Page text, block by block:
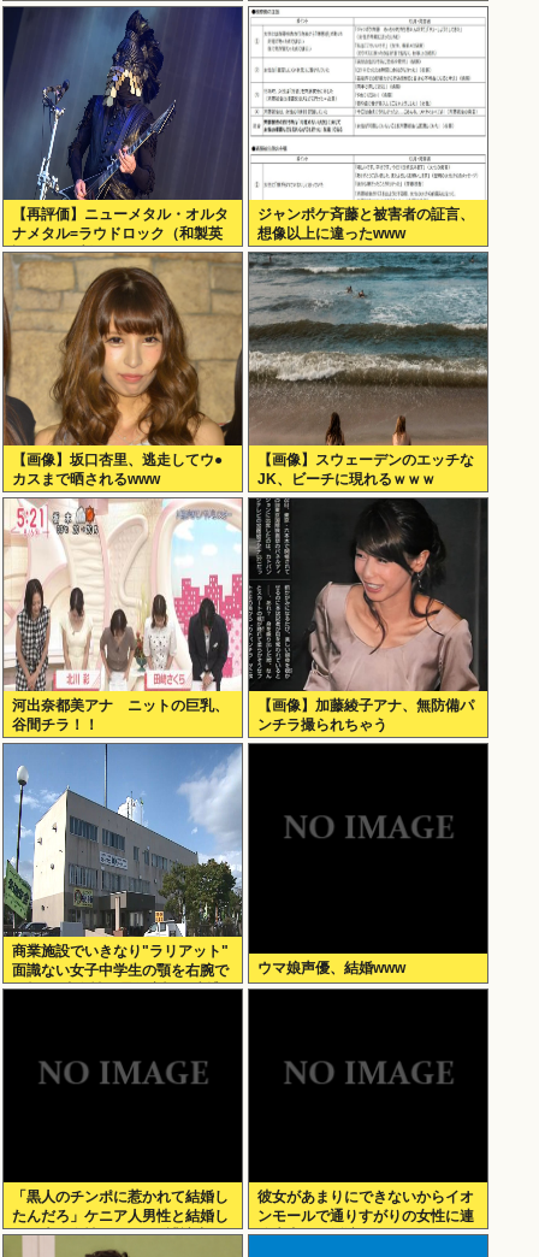
「ほんと！？」女性「私のうんち
食べたらね」
にあんまアンチおらんよな、男で
も
【再評価】ニューメタル・オルタ
ナメタル=ラウドロック（和製英
語）がZに刺さってるらしい。お
前らがキッズの頃好きだったバン
ドは何？
ジャンポケ斉藤と被害者の証言、
想像以上に違ったwww
【画像】坂口杏里、逃走してウ●
カスまで晒されるwww
【画像】スウェーデンのエッチな
JK、ビーチに現れるｗｗｗ
河出奈都美アナ ニットの巨乳、
谷間チラ！！
【画像】加藤綾子アナ、無防備パ
ンチラ撮られちゃう
商業施設でいきなり"ラリアット"
面識ない女子中学生の顎を右腕で
殴打 22歳女性を暴行容疑で逮捕
ウマ娘声優、結婚www
「黒人のチンポに惹かれて結婚し
たんだろ」ケニア人男性と結婚し
た日本人女性（31）に”誹謗中
彼女があまりにできないからイオ
ンモールで通りすがりの女性に連
絡先書いた紙渡すよ